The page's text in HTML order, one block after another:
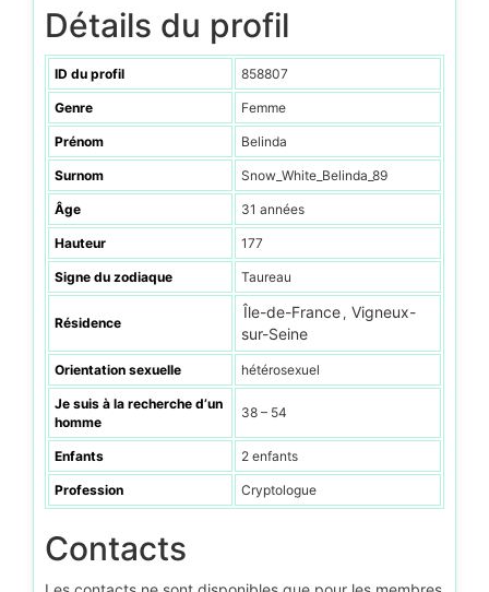
Détails du profil
ID du profil 858807
Genre Femme
Prénom Belinda
Surnom Snow_White_Belinda_89
Âge 31 années
Hauteur 177
Signe du zodiaque Taureau
Résidence
Île-de-France , Vigneux-
sur-Seine
Orientation sexuelle hétérosexuel
Je suis à la recherche d’un
homme
38 – 54
Enfants 2 enfants
Profession Cryptologue
Contacts